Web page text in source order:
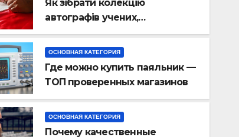
Як зібрати колекцію
автографів учених,
винахідників та IT-візіонерів
ОСНОВНАЯ КАТЕГОРИЯ
Где можно купить паяльник —
ТОП проверенных магазинов
ОСНОВНАЯ КАТЕГОРИЯ
Почему качественные